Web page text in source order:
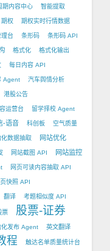
期内容中心 智能提取
期权 期权实时行情数据
台 条形码 条形码 API
格式化 格式化输出
每日内容 API
Agent 汽车舆情分析
港股公告
运营台 留学择校 Agent
-语音 科创板 空气质量
化数据抽取 网站优化
网站截图 API
网站监控
网页可读内容抽取 API
页快照 API
翻译 考题相似度 API
票 股票-证券
化发布 Agent 英文翻译
程 触达名单质量统计台